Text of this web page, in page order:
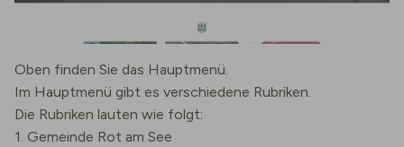
Oben finden Sie das Hauptmenü.
Im Hauptmenü gibt es verschiedene Rubriken.
Die Rubriken lauten wie folgt:
1. Gemeinde Rot am See